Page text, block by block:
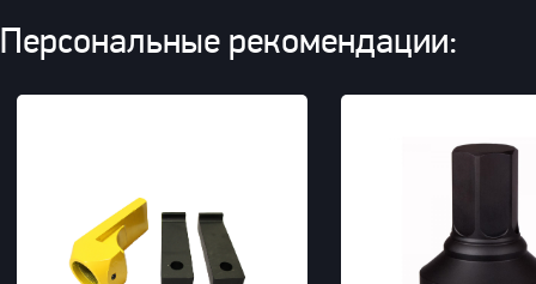
Персональные рекомендации: